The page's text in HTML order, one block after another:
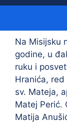
Na Misijsku
godine, u
ruku i
Hranića,
sv. Mateja,
Matej Perić.
Matija